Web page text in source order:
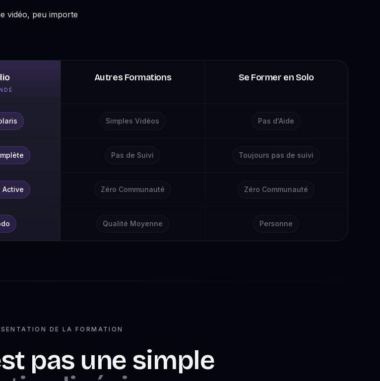
vidéo, peu importe
Autres Formations Se Former en Solo
Simples Vidéos Pas d'Aide
Pas de Suivi Toujours pas de suivi
Active Zéro Communauté Zéro Communauté
Qualité Moyenne Personne
DE LA FORMATION
pas une simple